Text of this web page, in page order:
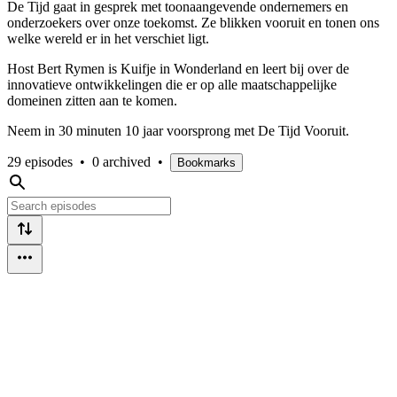
De Tijd gaat in gesprek met toonaangevende ondernemers en
onderzoekers over onze toekomst. Ze blikken vooruit en tonen ons
welke wereld er in het verschiet ligt.
Host Bert Rymen is Kuifje in Wonderland en leert bij over de
innovatieve ontwikkelingen die er op alle maatschappelijke
domeinen zitten aan te komen.
Neem in 30 minuten 10 jaar voorsprong met De Tijd Vooruit.
29 episodes • 0 archived • Bookmarks